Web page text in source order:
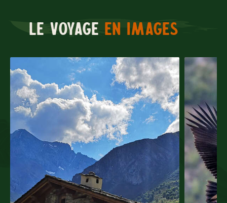
Le voyage en images